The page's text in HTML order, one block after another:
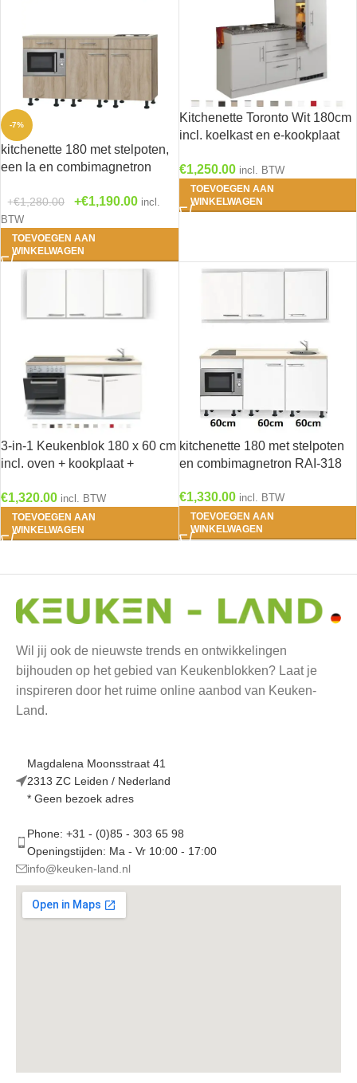
-7%
kitchenette 180 met stelpoten,
een la en combimagnetron
€1,280.00 €1,190.00 incl.
BTW
TOEVOEGEN AAN
WINKELWAGEN
Kitchenette Toronto Wit 180cm
incl. koelkast en e-kookplaat
€1,250.00 incl. BTW
TOEVOEGEN AAN
WINKELWAGEN
3-in-1 Keukenblok 180 x 60 cm
incl. oven + kookplaat +
289
€1,320.00 incl. BTW
TOEVOEGEN AAN
WINKELWAGEN
kitchenette 180 met stelpoten
en combimagnetron RAI-318
€1,330.00 incl. BTW
TOEVOEGEN AAN
WINKELWAGEN
Wil jij ook de nieuwste trends en ontwikkelingen
bijhouden op het gebied van Keukenblokken? Laat je
inspireren door het ruime online aanbod van Keuken-
Land.
Magdalena Moonsstraat 41
2313 ZC Leiden / Nederland
* Geen bezoek adres
Phone: +31 - (0)85 - 303 65 98
Openingstijden: Ma - Vr 10:00 - 17:00
info@keuken-land.nl